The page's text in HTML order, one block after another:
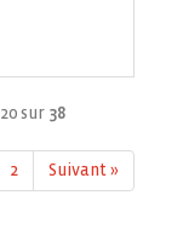
sur 38
2 Suivant »